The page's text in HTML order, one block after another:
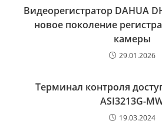
Видеорегистратор DAHUA
новое поколение
камеры
29.01.2026
Терминал контроля
ASI3213G-
19.03.2024